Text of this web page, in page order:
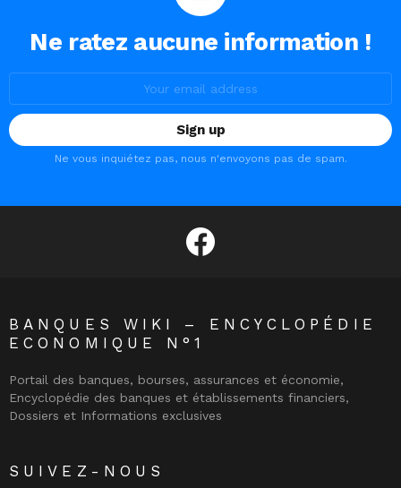
Ne ratez aucune information !
Ne vous inquiétez pas, nous n'envoyons pas de spam.
facebook
BANQUES WIKI – ENCYCLOPÉDIE
ECONOMIQUE N°1
Portail des banques, bourses, assurances et économie,
Encyclopédie des banques et établissements financiers,
Dossiers et Informations exclusives
SUIVEZ-NOUS